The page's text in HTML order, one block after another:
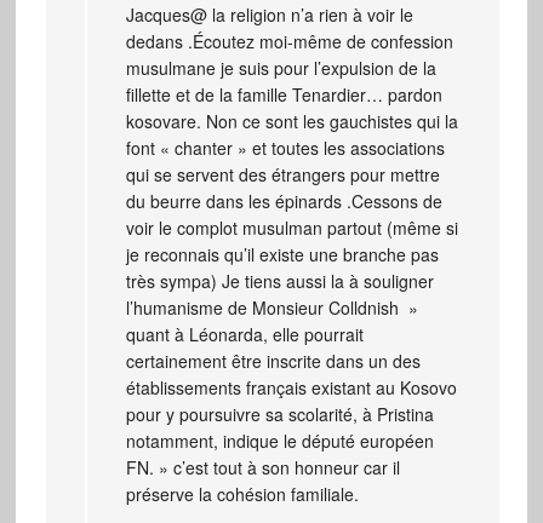
Jacques@ la religion n’a rien à voir le
dedans .Écoutez moi-même de confession
musulmane je suis pour l’expulsion de la
fillette et de la famille Tenardier… pardon
kosovare. Non ce sont les gauchistes qui la
font « chanter » et toutes les associations
qui se servent des étrangers pour mettre
du beurre dans les épinards .Cessons de
voir le complot musulman partout (même si
je reconnais qu’il existe une branche pas
très sympa) Je tiens aussi la à souligner
l’humanisme de Monsieur Colldnish »
quant à Léonarda, elle pourrait
certainement être inscrite dans un des
établissements français existant au Kosovo
pour y poursuivre sa scolarité, à Pristina
notamment, indique le député européen
FN. » c’est tout à son honneur car il
préserve la cohésion familiale.